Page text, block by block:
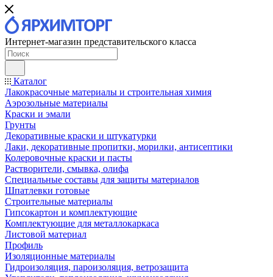
Интернет-магазин представительского класса
Каталог
Лакокрасочные материалы и строительная химия
Аэрозольные материалы
Краски и эмали
Грунты
Декоративные краски и штукатурки
Лаки, декоративные пропитки, морилки, антисептики
Колеровочные краски и пасты
Растворители, смывка, олифа
Специальные составы для защиты материалов
Шпатлевки готовые
Строительные материалы
Гипсокартон и комплектующие
Комплектующие для металлокаркаса
Листовой материал
Профиль
Изоляционные материалы
Гидроизоляция, пароизоляция, ветрозащита